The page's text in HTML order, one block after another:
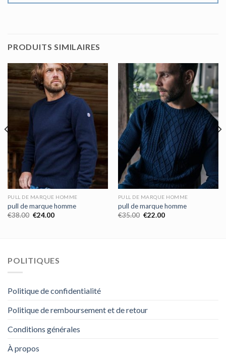
PRODUITS SIMILAIRES
PULL DE MARQUE HOMME
pull de marque homme
€38.00 €24.00
PULL DE MARQUE HOMME
pull de marque homme
€35.00 €22.00
POLITIQUES
Politique de confidentialité
Politique de remboursement et de retour
Conditions générales
À propos